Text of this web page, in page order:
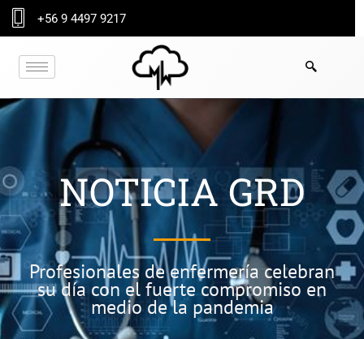
+56 9 4497 9217
NOTICIA GRD
Profesionales de enfermería celebran
su día con el fuerte compromiso en
medio de la pandemia